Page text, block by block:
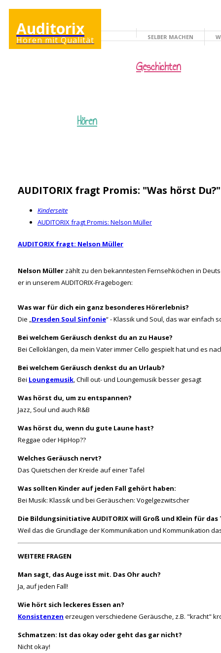
Auditorix
Hören mit Qualität KINDERSEITE
SELBER MACHEN
Hören
Geschichten
AUDITORIX fragt Promis: "Was hörst Du?"
Kinderseite
AUDITORIX fragt Promis: Nelson Müller
AUDITORIX fragt: Nelson Müller
Nelson Müller zählt zu den bekanntesten Fernsehköchen in
er in unserem AUDITORIX-Fragebogen:
Was war für dich ein ganz besonderes Hörerlebnis?
Die „Dresden Soul Sinfonie“ - Klassik und Soul, das war einfach
Bei welchem Geräusch denkst du an zu Hause?
Bei Celloklängen, da mein Vater immer Cello gespielt hat und es
Bei welchem Geräusch denkst du an Urlaub?
Bei Loungemusik, Chill out- und Loungemusik besser gesagt
Was hörst du, um zu entspannen?
Jazz, Soul und auch R&B
Was hörst du, wenn du gute Laune hast?
Reggae oder HipHop??
Welches Geräusch nervt?
Das Quietschen der Kreide auf einer Tafel
Was sollten Kinder auf jeden Fall gehört haben:
Bei Musik: Klassik und bei Geräuschen: Vogelgezwitscher
Die Bildungsinitiative AUDITORIX will Groß und Klein für
Weil das die Grundlage der Kommunikation und Kommunikation
WEITERE FRAGEN
Man sagt, das Auge isst mit. Das Ohr auch?
Ja, auf jeden Fall!
Wie hört sich leckeres Essen an?
Konsistenzen erzeugen verschiedene Geräusche, z.B. "kracht"
Schmatzen: Ist das okay oder geht das gar nicht?
Nicht okay!